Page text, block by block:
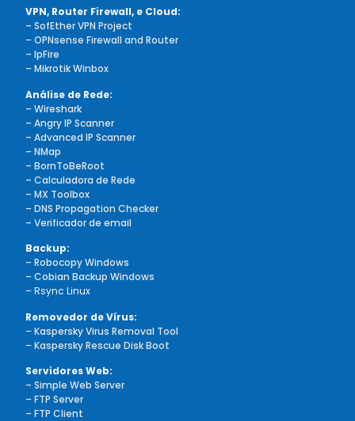
VPN, Router Firewall, e Cloud:
– SofEther VPN Project
–OPNsense Firewall and Router
– IpFire
– Mikrotik Winbox
Análise de Rede:
– Wireshark
– Angry IP Scanner
– Advanced IP Scanner
– NMap
– BornToBeRoot
– Calculadora de Rede
– MX Toolbox
– DNS Propagation Checker
– Verificador de email
Backup:
– Robocopy Windows
– Cobian Backup Windows
– Rsync Linux
Removedor de Vírus:
–Kaspersky Virus Removal Tool
–Kaspersky Rescue Disk Boot
Servidores Web:
– Simple Web Server
– FTP Server
– FTP Client